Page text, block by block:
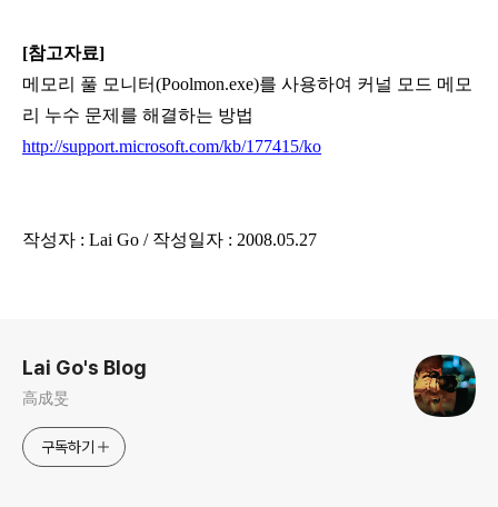
[참고자료]
메모리 풀 모니터(Poolmon.exe)를 사용하여 커널 모드 메모
리 누수 문제를 해결하는 방법
http://support.microsoft.com/kb/177415/ko
작성자 : Lai Go / 작성일자 : 2008.05.27
Lai Go's Blog
高成旻
구독하기